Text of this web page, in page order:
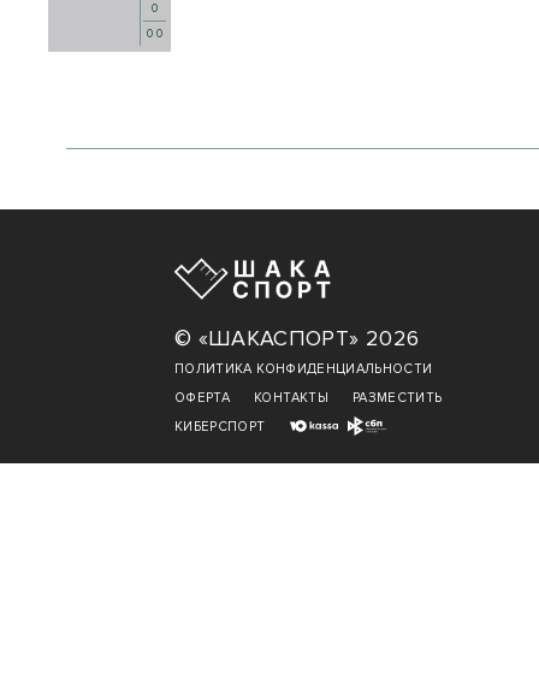
0
0 0
© «ШАКАСПОРТ» 2026
ПОЛИТИКА КОНФИДЕНЦИАЛЬНОСТИ
ОФЕРТА
КОНТАКТЫ
РАЗМЕСТИТЬ
КИБЕРСПОРТ